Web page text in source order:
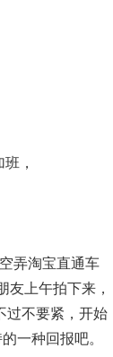
，
弄淘宝直通车
上午拍下来，
过不要紧，开始
一种回报吧。